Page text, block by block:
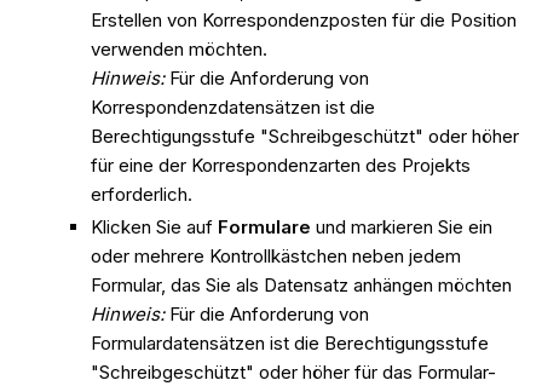
Erstellen von Korrespondenzposten für die Position
verwenden möchten.
Hinweis: Für die Anforderung von
Korrespondenzdatensätzen ist die
Berechtigungsstufe "Schreibgeschützt" oder höher
für eine der Korrespondenzarten des Projekts
erforderlich.
Klicken Sie auf Formulare und markieren Sie ein
oder mehrere Kontrollkästchen neben jedem
Formular, das Sie als Datensatz anhängen möchten
Hinweis: Für die Anforderung von
Formulardatensätzen ist die Berechtigungsstufe
"Schreibgeschützt" oder höher für das Formular-